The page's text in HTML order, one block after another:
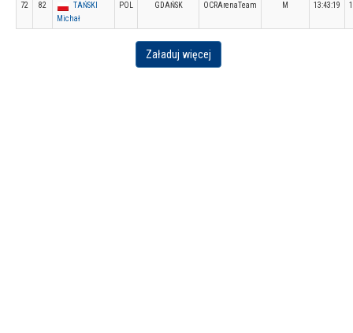
72 82
TAŃSKI
Michał
POL GDAŃSK OCRArenaTeam M 13:43:19
Załaduj więcej